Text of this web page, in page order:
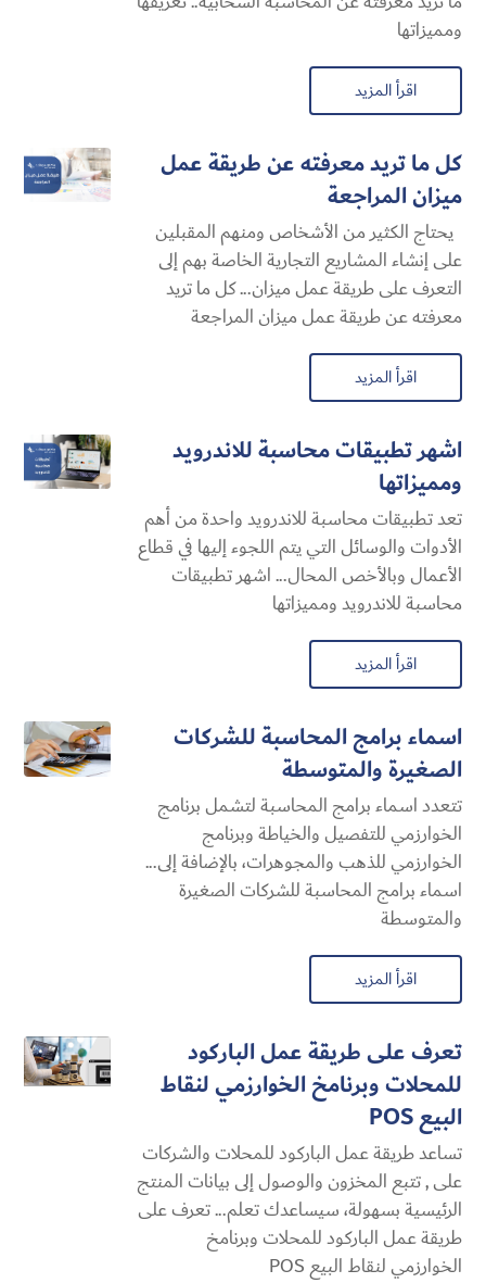
ومميزاتها
اقرأ المزيد
كل ما تريد معرفته عن طريقة عمل
ميزان المراجعة
يحتاج الكثير من الأشخاص ومنهم المقبلين
على إنشاء المشاريع التجارية الخاصة بهم إلى
التعرف على طريقة عمل ميزان... كل ما تريد
معرفته عن طريقة عمل ميزان المراجعة
اقرأ المزيد
اشهر تطبيقات محاسبة للاندرويد
ومميزاتها
تعد تطبيقات محاسبة للاندرويد واحدة من أهم
الأدوات والوسائل التي يتم اللجوء إليها في قطاع
الأعمال وبالأخص المحال... اشهر تطبيقات
محاسبة للاندرويد ومميزاتها
اقرأ المزيد
اسماء برامج المحاسبة للشركات
الصغيرة والمتوسطة
تتعدد اسماء برامج المحاسبة لتشمل برنامج
الخوارزمي للتفصيل والخياطة وبرنامج
الخوارزمي للذهب والمجوهرات، بالإضافة إلى...
اسماء برامج المحاسبة للشركات الصغيرة
والمتوسطة
اقرأ المزيد
تعرف على طريقة عمل الباركود
للمحلات وبرنامخ الخوارزمي لنقاط
البيع POS
تساعد طريقة عمل الباركود للمحلات والشركات
على , تتبع المخزون والوصول إلى بيانات المنتج
الرئيسية بسهولة، سيساعدك تعلم... تعرف على
طريقة عمل الباركود للمحلات وبرنامخ
الخوارزمي لنقاط البيع POS